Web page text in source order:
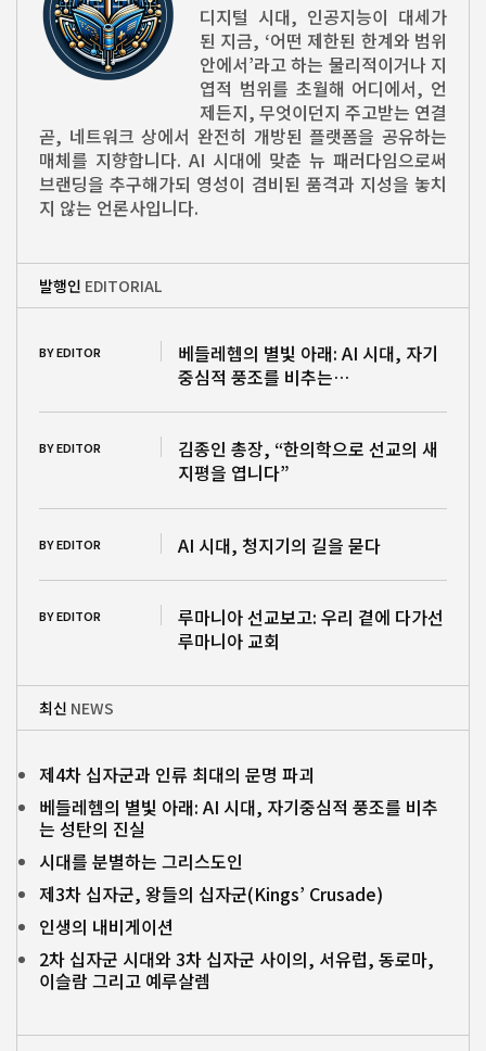
디지털 시대, 인공지능이 대세가
된 지금, ‘어떤 제한된 한계와 범위
안에서’라고 하는 물리적이거나 지
엽적 범위를 초월해 어디에서, 언
제든지, 무엇이던지 주고받는 연결
곧, 네트워크 상에서 완전히 개방된 플랫폼을 공유하는
매체를 지향합니다. AI 시대에 맞춘 뉴 패러다임으로써
브랜딩을 추구해가되 영성이 겸비된 품격과 지성을 놓치
지 않는 언론사입니다.
발행인 EDITORIAL
BY EDITOR
베들레헴의 별빛 아래: AI 시대, 자기
중심적 풍조를 비추는…
BY EDITOR
김종인 총장, “한의학으로 선교의 새
지평을 엽니다”
BY EDITOR AI 시대, 청지기의 길을 묻다
BY EDITOR
루마니아 선교보고: 우리 곁에 다가선
루마니아 교회
최신 NEWS
제4차 십자군과 인류 최대의 문명 파괴
베들레헴의 별빛 아래: AI 시대, 자기중심적 풍조를 비추
는 성탄의 진실
시대를 분별하는 그리스도인
제3차 십자군, 왕들의 십자군(Kings’ Crusade)
인생의 내비게이션
2차 십자군 시대와 3차 십자군 사이의, 서유럽, 동로마,
이슬람 그리고 예루살렘